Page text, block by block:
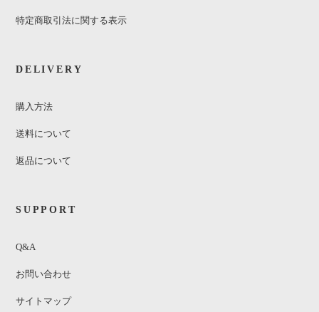
特定商取引法に関する表示
DELIVERY
購入方法
送料について
返品について
SUPPORT
Q&A
お問い合わせ
サイトマップ